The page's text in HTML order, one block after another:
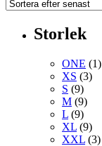
Storlek
ONE (1)
XS (3)
S (9)
M (9)
L (9)
XL (9)
XXL (3)